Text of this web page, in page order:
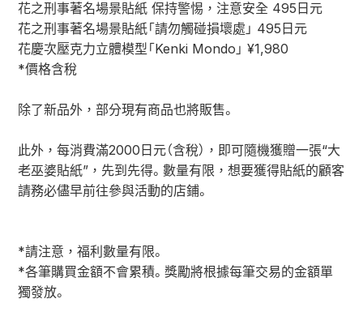
花之刑事著名場景貼紙 保持警惕，注意安全 495日元
花之刑事著名場景貼紙「請勿觸碰損壞處」 495日元
花慶次壓克力立體模型「Kenki Mondo」 ¥1,980
*價格含稅
除了新品外，部分現有商品也將販售。
此外，每消費滿2000日元（含稅），即可隨機獲贈一張“大
老巫婆貼紙”，先到先得。數量有限，想要獲得貼紙的顧客
請務必儘早前往參與活動的店鋪。
*請注意，福利數量有限。
*各筆購買金額不會累積。獎勵將根據每筆交易的金額單
獨發放。